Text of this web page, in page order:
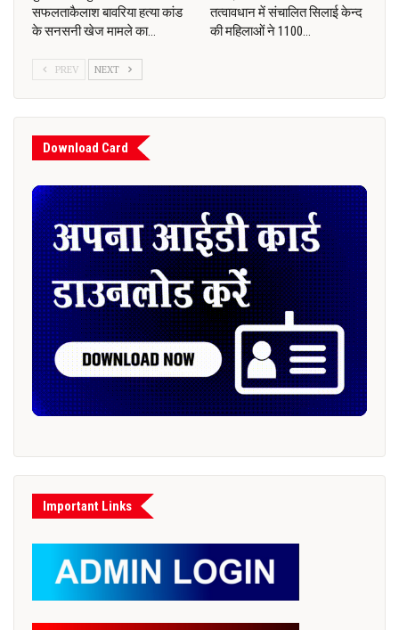
सफलताकैलाश बावरिया हत्या कांड
के सनसनी खेज मामले का…
तत्वावधान में संचालित सिलाई केन्द
की महिलाओं ने 1100…
PREV NEXT
Download Card
Important Links